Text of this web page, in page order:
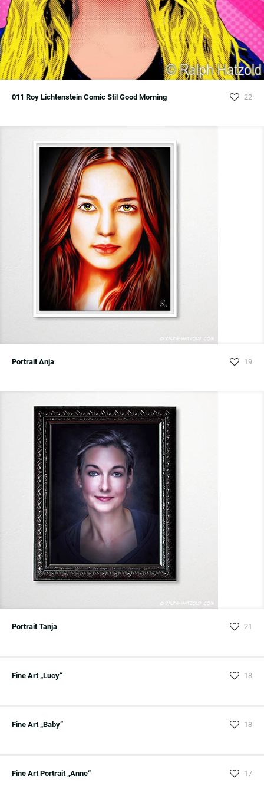
011 Roy Lichtenstein Comic Stil Good Morning 22
Portrait Anja 19
Portrait Tanja 21
Fine Art „Lucy“ 18
Fine Art „Baby“ 18
Fine Art Portrait „Anne“ 17